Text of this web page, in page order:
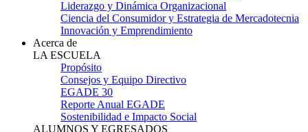
Liderazgo y Dinámica Organizacional
Ciencia del Consumidor y Estrategia de Mercadotecnia
Innovación y Emprendimiento
Acerca de
LA ESCUELA
Propósito
Consejos y Equipo Directivo
EGADE 30
Reporte Anual EGADE
Sostenibilidad e Impacto Social
ALUMNOS Y EGRESADOS